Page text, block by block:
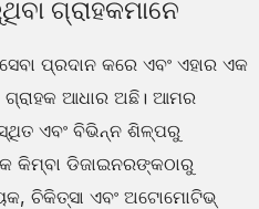
ଗ୍ରାହକମାନେ
ପ୍ରଦାନ କରେ ଏବଂ ଏହାର ଏକ
ଆଧାର ଅଛି। ଆମର
ଏବଂ ବିଭିନ୍ନ ଶିଳ୍ପରୁ
କିମ୍ବା ଡିଜାଇନରଙ୍କଠାରୁ
ଚିକିତ୍ସା ଏବଂ ଅଟୋମୋଟିଭ୍